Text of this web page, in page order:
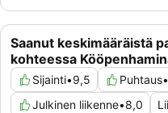
Saanut keskimääräistä
kohteessa
Sijainti•9,5 Puhtaus•
Julkinen liikenne•8,0